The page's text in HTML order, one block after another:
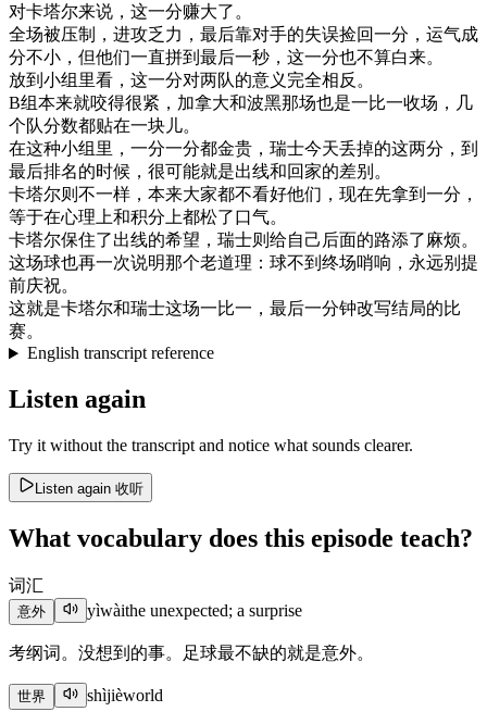
对卡塔尔来说 ， 这一分赚大了。
全场被压制 ， 进攻乏力 ， 最后靠对手的失误捡回一分 ， 运气成
分不小 ， 但他们一直拼到 最后一秒 ， 这一分也不算白来。
放到 小组 里看 ， 这一分对两队的意义 完全相反 。
B组本来就咬得很紧 ， 加拿大和波黑那场也是一比一收场 ， 几
个队分数都贴在一块儿。
在这种小组 里 ， 一分一分都金贵 ， 瑞士今天丢掉的这两分 ， 到
最后排名的时候 ， 很可能就是出线和回家的差别 。
卡塔尔则 不一样 ， 本来大家都不看好他们 ， 现在先拿到 一分 ，
等于在心理上和积分上都松了口气。
卡塔尔保住了出线的希望 ， 瑞士则 给自己 后面的路添了麻烦。
这场球也再一次说明那个老道理 ： 球不到 终场哨响 ， 永远别 提
前庆祝。
这就是卡塔尔和瑞士这场一比一 ， 最后一分钟改写结局的比
赛。
English transcript reference
Listen again
Try it without the transcript and notice what sounds clearer.
Listen again 收听
What vocabulary does this episode teach?
词汇
意外 yìwàithe unexpected; a surprise
考纲词。没想到的事。足球最不缺的就是意外。
世界 shìjièworld